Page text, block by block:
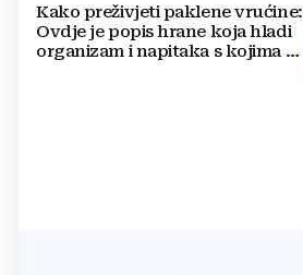
Kako preživjeti paklene vrućine:
Ovdje je popis hrane koja hladi
organizam i napitaka s kojima si